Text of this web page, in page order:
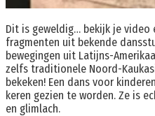
Dit is geweldig… bekijk je video
fragmenten uit bekende
bewegingen uit Latijns-
zelfs traditionele Noord-
bekeken! Een dans voor
keren gezien te worden. Ze is
en glimlach.